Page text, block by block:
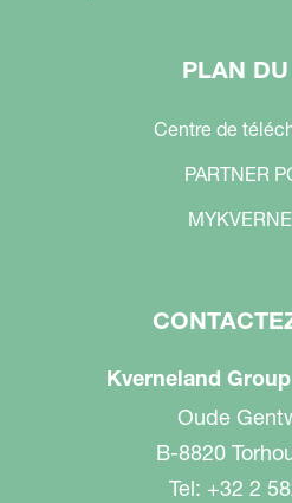
PLAN
Centre de
PARTNER
Kverneland
Oude
B-8820
Tel: +32 2